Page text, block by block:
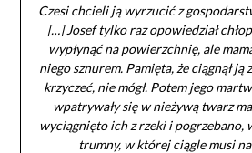
Czesi chcieli ją wyrzucić z
[…] Josef tylko raz opowiedział
wypłynąć na powierzchnię, ale
niego sznurem. Pamięta, że ciągnął ją
krzyczeć, nie mógł. Potem jego
wpatrywały się w nieżywą twarz
wyciągnięto ich z rzeki i pogrzebano,
trumny, w której ciągle musi